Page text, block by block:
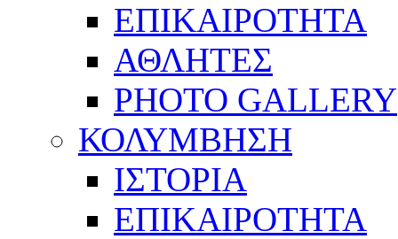
ΕΠΙΚΑΙΡΟΤΗΤΑ
ΑΘΛΗΤΕΣ
PHOTO GALLERY
ΚΟΛΥΜΒΗΣΗ
ΙΣΤΟΡΙΑ
ΕΠΙΚΑΙΡΟΤΗΤΑ